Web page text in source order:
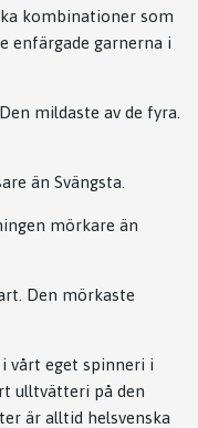
kombinationer som
enfärgade garnerna i
mildaste av de fyra.
än Svängsta.
mörkare än
Den mörkaste
vårt eget spinneri i
ulltvätteri på den
är alltid helsvenska